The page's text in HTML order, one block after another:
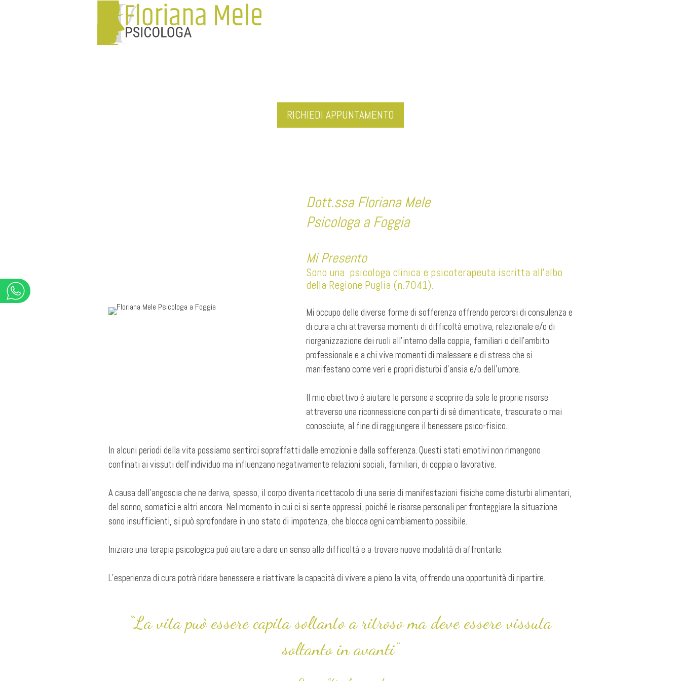
Salta menù
RICHIEDI APPUNTAMENTO
Dott.ssa Floriana Mele
Psicologa a Foggia
Mi Presento
Sono una psicologa clinica e psicoterapeuta iscritta all’albo
della Regione Puglia (n.7041).
Mi occupo delle diverse forme di sofferenza offrendo percorsi di consulenza e
di cura a chi attraversa momenti di difficoltà emotiva, relazionale e/o di
riorganizzazione dei ruoli all’interno della coppia, familiari o dell’ambito
professionale e a chi vive momenti di malessere e di stress che si
manifestano come veri e propri disturbi d’ansia e/o dell’umore.
Il mio obiettivo è aiutare le persone a scoprire da sole le proprie risorse
attraverso una riconnessione con parti di sé dimenticate, trascurate o mai
conosciute, al fine di raggiungere il benessere psico-fisico.
In alcuni periodi della vita possiamo sentirci sopraffatti dalle emozioni e dalla sofferenza. Questi stati emotivi non rimangono
confinati ai vissuti dell’individuo ma influenzano negativamente relazioni sociali, familiari, di coppia o lavorative.
A causa dell’angoscia che ne deriva, spesso, il corpo diventa ricettacolo di una serie di manifestazioni fisiche come disturbi alimentari,
del sonno, somatici e altri ancora. Nel momento in cui ci si sente oppressi, poiché le risorse personali per fronteggiare la situazione
sono insufficienti, si può sprofondare in uno stato di impotenza, che blocca ogni cambiamento possibile.
Iniziare una terapia psicologica può aiutare a dare un senso alle difficoltà e a trovare nuove modalità di affrontarle.
L’esperienza di cura potrà ridare benessere e riattivare la capacità di vivere a pieno la vita, offrendo una opportunità di ripartire.
“La vita può essere capita soltanto a ritroso ma deve essere vissuta
soltanto in avanti”